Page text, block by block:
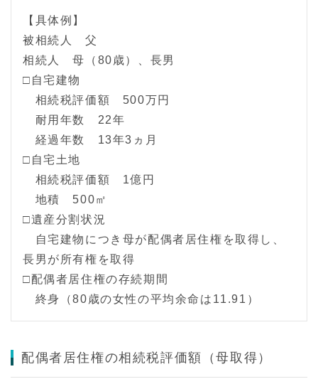
【具体例】
被相続人 父
相続人 母（80歳）、長男
□自宅建物
相続税評価額 500万円
耐用年数 22年
経過年数 13年3ヵ月
□自宅土地
相続税評価額 1億円
地積 500㎡
□遺産分割状況
自宅建物につき母が配偶者居住権を取得し、
長男が所有権を取得
□配偶者居住権の存続期間
終身（80歳の女性の平均余命は11.91）
配偶者居住権の相続税評価額（母取得）